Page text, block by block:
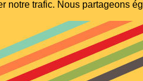
trafic. Nous partageons